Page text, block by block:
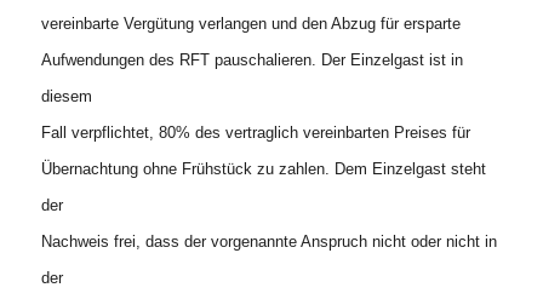
vereinbarte Vergütung verlangen und den Abzug für ersparte
Aufwendungen des RFT pauschalieren. Der Einzelgast ist in
diesem
Fall verpflichtet, 80% des vertraglich vereinbarten Preises für
Übernachtung ohne Frühstück zu zahlen. Dem Einzelgast steht
der
Nachweis frei, dass der vorgenannte Anspruch nicht oder nicht in
der